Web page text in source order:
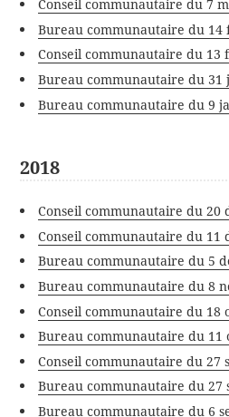
Conseil communautaire du 7
Bureau communautaire du 14
Conseil communautaire du 13
Bureau communautaire du 31
Bureau communautaire du 9
2018
Conseil communautaire du 20
Conseil communautaire du 11
Bureau communautaire du 5
Bureau communautaire du 8
Conseil communautaire du 18
Bureau communautaire du 11
Conseil communautaire du 27
Bureau communautaire du 27
Bureau communautaire du 6